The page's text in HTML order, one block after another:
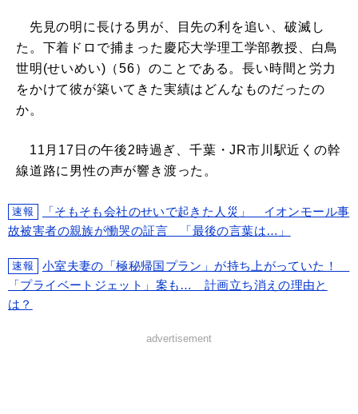
先見の明に長ける男が、目先の利を追い、破滅し
た。下着ドロで捕まった慶応大学理工学部教授、白鳥
世明(せいめい)（56）のことである。長い時間と労力
をかけて彼が築いてきた実績はどんなものだったの
か。
11月17日の午後2時過ぎ、千葉・JR市川駅近くの幹
線道路に男性の声が響き渡った。
速報
「そもそも会社のせいで起きた人災」 イオンモール事
故被害者の親族が慟哭の証言 「最後の言葉は…」
速報
小室夫妻の「極秘帰国プラン」が持ち上がっていた！
「プライベートジェット」案も… 計画立ち消えの理由と
は？
advertisement